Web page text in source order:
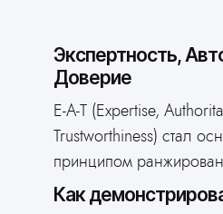
Экспертность,
Доверие
E-A-T (Expertise,
Trustworthiness) стал
принципом
Как